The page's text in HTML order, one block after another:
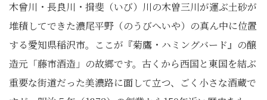
木曾川・長良川・揖斐（いび）川の木曽三川が運ぶ土砂が
堆積してできた濃尾平野（のうびへいや）の真ん中に位置
する愛知県稲沢市。ここが『菊鷹・ハミングバード』の醸
造元「藤市酒造」の故郷です。古くから西国と東国を結ぶ
重要な街道だった美濃路に面して立つ、ごく小さな酒蔵で